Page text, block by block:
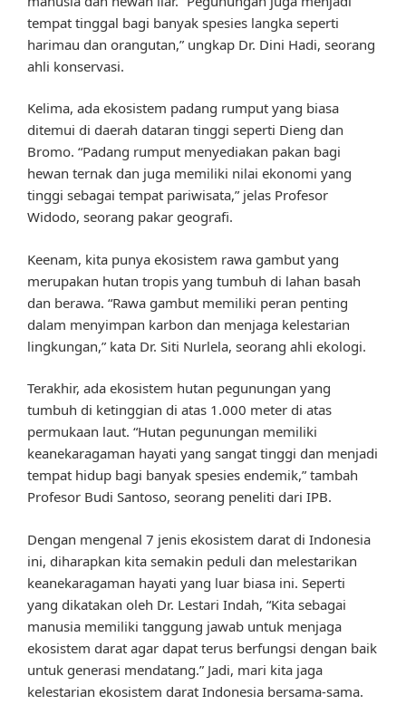
tempat tinggal bagi banyak spesies langka seperti
harimau dan orangutan,” ungkap Dr. Dini Hadi, seorang
ahli konservasi.
Kelima, ada ekosistem padang rumput yang biasa
ditemui di daerah dataran tinggi seperti Dieng dan
Bromo. “Padang rumput menyediakan pakan bagi
hewan ternak dan juga memiliki nilai ekonomi yang
tinggi sebagai tempat pariwisata,” jelas Profesor
Widodo, seorang pakar geografi.
Keenam, kita punya ekosistem rawa gambut yang
merupakan hutan tropis yang tumbuh di lahan basah
dan berawa. “Rawa gambut memiliki peran penting
dalam menyimpan karbon dan menjaga kelestarian
lingkungan,” kata Dr. Siti Nurlela, seorang ahli ekologi.
Terakhir, ada ekosistem hutan pegunungan yang
tumbuh di ketinggian di atas 1.000 meter di atas
permukaan laut. “Hutan pegunungan memiliki
keanekaragaman hayati yang sangat tinggi dan menjadi
tempat hidup bagi banyak spesies endemik,” tambah
Profesor Budi Santoso, seorang peneliti dari IPB.
Dengan mengenal 7 jenis ekosistem darat di Indonesia
ini, diharapkan kita semakin peduli dan melestarikan
keanekaragaman hayati yang luar biasa ini. Seperti
yang dikatakan oleh Dr. Lestari Indah, “Kita sebagai
manusia memiliki tanggung jawab untuk menjaga
ekosistem darat agar dapat terus berfungsi dengan baik
untuk generasi mendatang.” Jadi, mari kita jaga
kelestarian ekosistem darat Indonesia bersama-sama.